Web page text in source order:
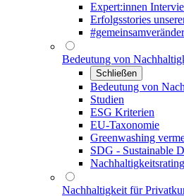
Expert:innen
Erfolgsstories
Bedeutung von
Schließen
Bedeutung von
Studien
ESG Kriterien
EU-Taxonomie
Greenwashing
SDG - Sustainable
Nachhaltigkeitsrating
Nachhaltigkeit für